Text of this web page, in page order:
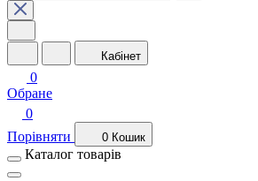
Кабінет
0
Обране
0
Порівняти
0 Кошик
Каталог товарів